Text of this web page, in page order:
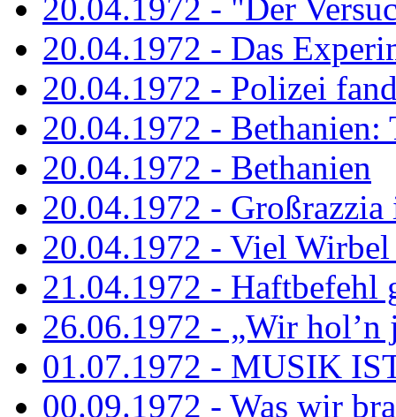
20.04.1972 - "Der
20.04.1972 - Das
20.04.1972 - Polizei
20.04.1972 - Bethanien:
20.04.1972 - Bethanien
20.04.1972 - Großrazzia
20.04.1972 - Viel
21.04.1972 - Haftbefehl
26.06.1972 - „Wir hol’n
01.07.1972 - MUSIK
00.09.1972 - Was wir